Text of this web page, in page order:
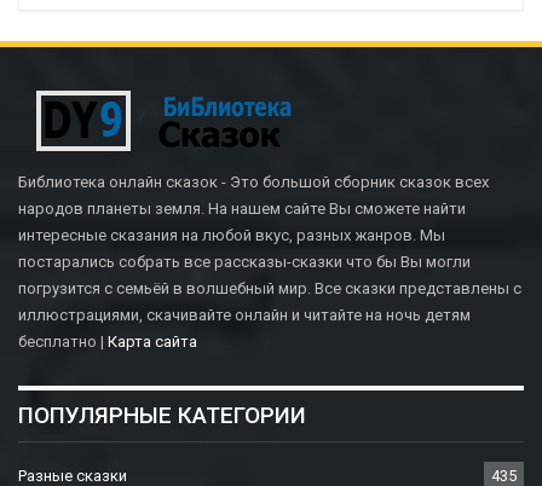
Библиотека онлайн сказок - Это большой сборник сказок всех
народов планеты земля. На нашем сайте Вы сможете найти
интересные сказания на любой вкус, разных жанров. Мы
постарались собрать все рассказы-сказки что бы Вы могли
погрузится с семьёй в волшебный мир. Все сказки представлены с
иллюстрациями, скачивайте онлайн и читайте на ночь детям
бесплатно | Карта сайта
ПОПУЛЯРНЫЕ КАТЕГОРИИ
Разные сказки 435